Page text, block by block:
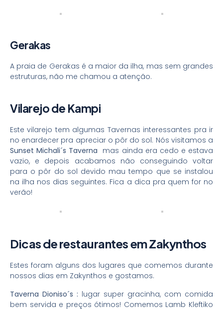
Gerakas
A praia de Gerakas é a maior da ilha, mas sem grandes
estruturas, não me chamou a atenção.
Vilarejo de Kampi
Este vilarejo tem algumas Tavernas interessantes pra ir
no enardecer pra apreciar o pôr do sol. Nós visitamos a
Sunset Michali´s Taverna mas ainda era cedo e estava
vazio, e depois acabamos não conseguindo voltar
para o pôr do sol devido mau tempo que se instalou
na ilha nos dias seguintes. Fica a dica pra quem for no
verão!
Dicas de restaurantes em Zakynthos
Estes foram alguns dos lugares que comemos durante
nossos dias em Zakynthos e gostamos.
Taverna Dioniso´s : lugar super gracinha, com comida
bem servida e preços ótimos! Comemos Lamb Kleftiko